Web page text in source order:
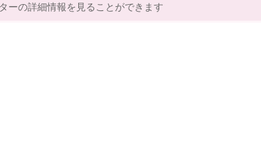
ーの詳細情報を見ることができます